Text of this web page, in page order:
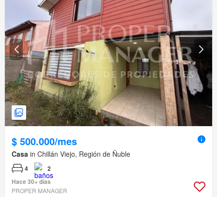
$ 500.000/mes
Casa in Chillán Viejo, Región de Ñuble
4
2
Hace 30+ días
PROPER MANAGER